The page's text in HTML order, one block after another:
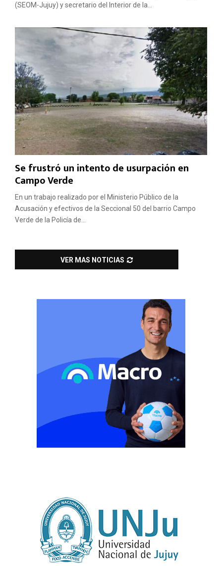
(SEOM-Jujuy) y secretario del Interior de la...
Se frustró un intento de usurpación en
Campo Verde
En un trabajo realizado por el Ministerio Público de la
Acusación y efectivos de la Seccional 50 del barrio Campo
Verde de la Policía de...
VER MAS NOTICIAS